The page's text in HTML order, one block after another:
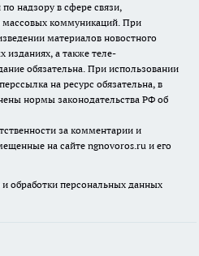
надзору в сфере связи,
коммуникаций. При
материалов новостного
изданиях, а также теле-
обязательна. При использовании
на ресурс обязательна, в
нормы законодательства РФ об
за комментарии и
на сайте ngnovoros.ru и его
обработки персональных данных